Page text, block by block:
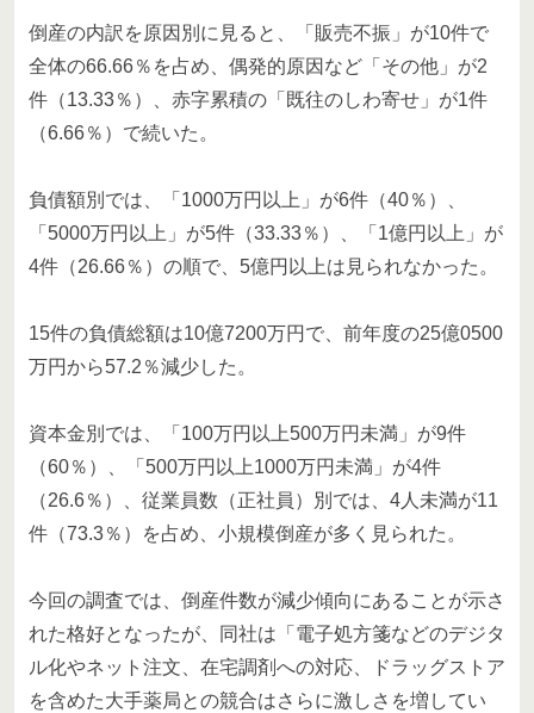
倒産の内訳を原因別に見ると、「販売不振」が10件で
全体の66.66％を占め、偶発的原因など「その他」が2
件（13.33％）、赤字累積の「既往のしわ寄せ」が1件
（6.66％）で続いた。
負債額別では、「1000万円以上」が6件（40％）、
「5000万円以上」が5件（33.33％）、「1億円以上」が
4件（26.66％）の順で、5億円以上は見られなかった。
15件の負債総額は10億7200万円で、前年度の25億0500
万円から57.2％減少した。
資本金別では、「100万円以上500万円未満」が9件
（60％）、「500万円以上1000万円未満」が4件
（26.6％）、従業員数（正社員）別では、4人未満が11
件（73.3％）を占め、小規模倒産が多く見られた。
今回の調査では、倒産件数が減少傾向にあることが示さ
れた格好となったが、同社は「電子処方箋などのデジタ
ル化やネット注文、在宅調剤への対応、ドラッグストア
を含めた大手薬局との競合はさらに激しさを増してい